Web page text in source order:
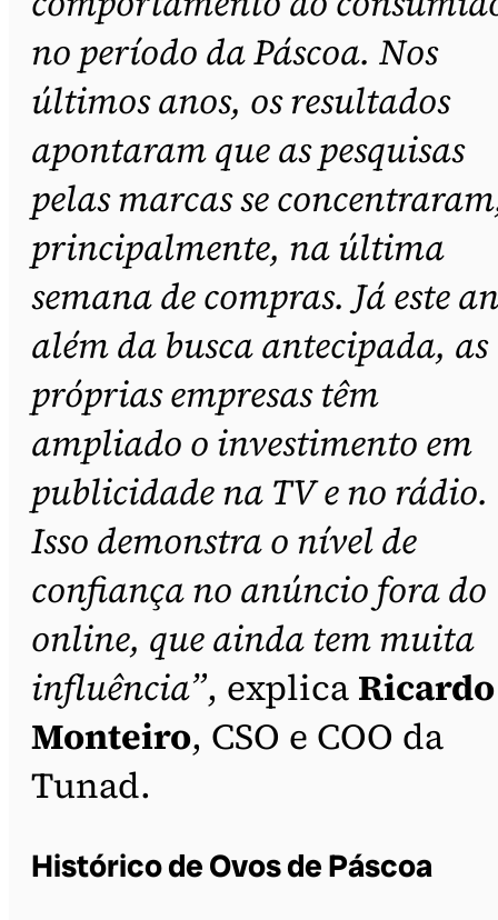
no período da Páscoa. Nos
últimos anos, os resultados
apontaram que as pesquisas
pelas marcas se
principalmente, na última
semana de compras. Já este
além da busca antecipada, as
próprias empresas têm
ampliado o investimento em
publicidade na TV e no rádio.
Isso demonstra o nível de
confiança no anúncio fora do
online, que ainda tem muita
influência”, explica Ricardo
Monteiro, CSO e COO da
Tunad.
Histórico de Ovos de Páscoa